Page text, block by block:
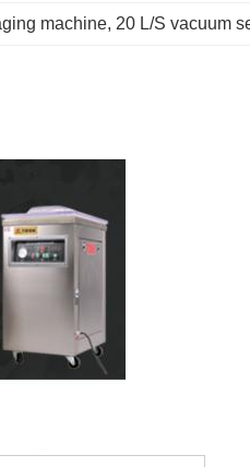
machine, 20 L/S vacuum